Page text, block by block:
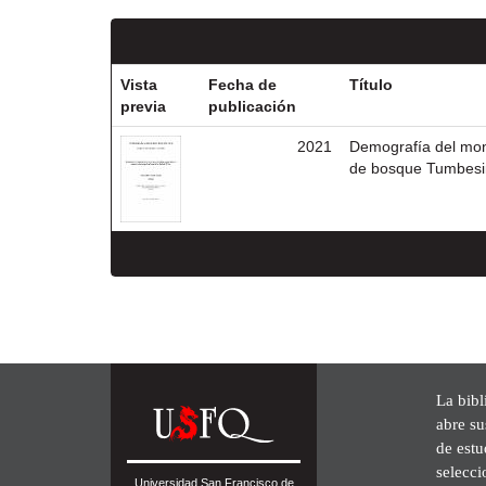
Vista
previa
Fecha de
publicación
Título
2021
Demografía del
de bosque
Universidad San Francisco de
La
abre
de